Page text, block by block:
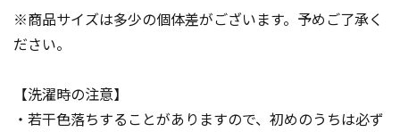
※商品サイズは多少の個体差がございます。予めご了承く
ださい。
【洗濯時の注意】
・若干色落ちすることがありますので、初めのうちは必ず